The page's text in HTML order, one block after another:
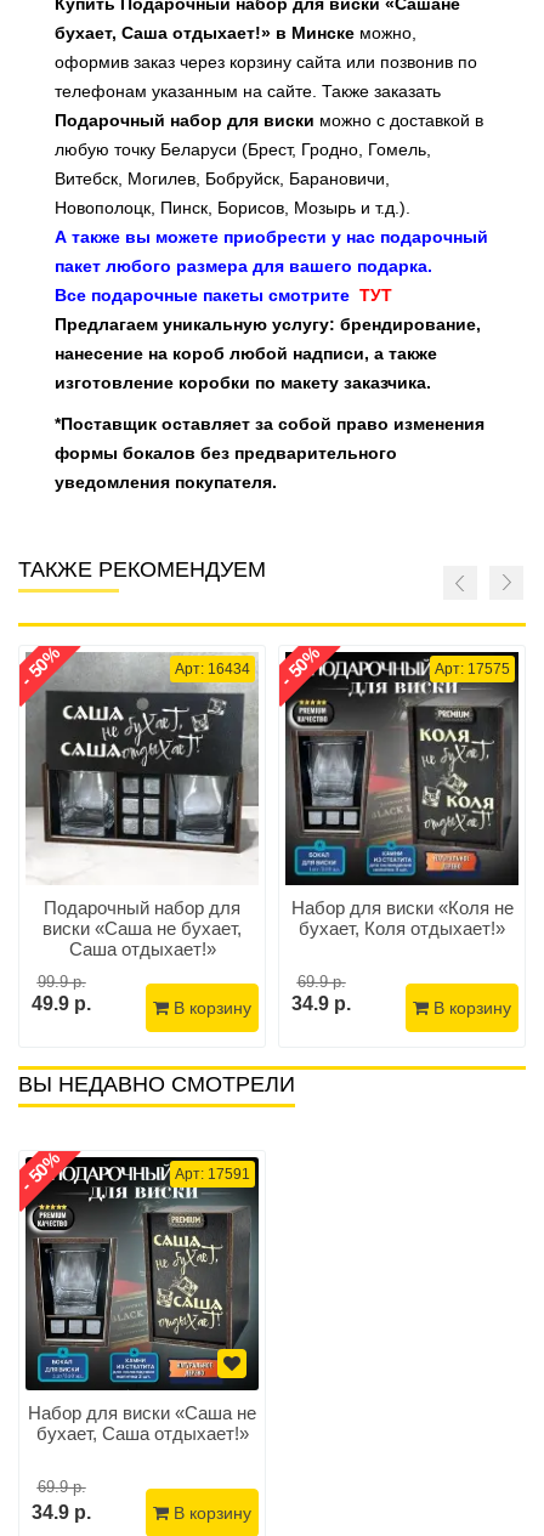
Купить Подарочный набор для виски «Сашане
бухает, Саша отдыхает!» в Минске можно,
оформив заказ через корзину сайта или позвонив по
телефонам указанным на сайте. Также заказать
Подарочный набор для виски можно с доставкой в
любую точку Беларуси (Брест, Гродно, Гомель,
Витебск, Могилев, Бобруйск, Барановичи,
Новополоцк, Пинск, Борисов, Мозырь и т.д.).
А также вы можете приобрести у нас подарочный
пакет любого размера для вашего подарка.
Все подарочные пакеты смотрите ТУТ
Предлагаем уникальную услугу: брендирование,
нанесение на короб любой надписи, а также
изготовление коробки по макету заказчика.
*Поставщик оставляет за собой право изменения
формы бокалов без предварительного
уведомления покупателя.
ТАКЖЕ РЕКОМЕНДУЕМ
Арт: 16434
Подарочный набор для
виски «Саша не бухает,
Саша отдыхает!»
99.9 р.
49.9 р.
- 50%
В корзину
Арт: 17575
Набор для виски «Коля не
бухает, Коля отдыхает!»
69.9 р.
34.9 р.
- 50%
В корзину
ВЫ НЕДАВНО СМОТРЕЛИ
Арт: 17591
Набор для виски «Саша не
бухает, Саша отдыхает!»
69.9 р.
34.9 р.
- 50%
В корзину